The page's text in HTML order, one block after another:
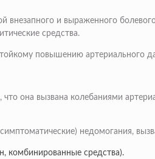
внезапного и выраженного
средства.
повышению артериального
она вызвана колебаниями
недомогания,
комбинированные средства).